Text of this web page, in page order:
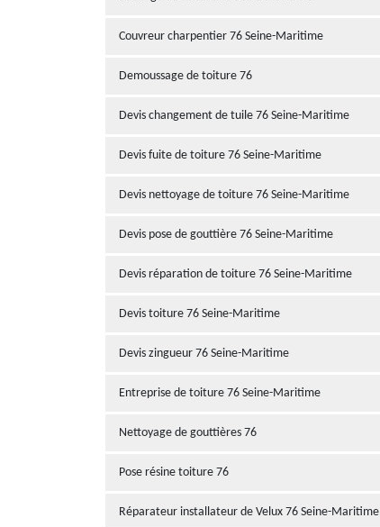
Couvreur charpentier 76 Seine-Maritime
Demoussage de toiture 76
Devis changement de tuile 76 Seine-Maritime
Devis fuite de toiture 76 Seine-Maritime
Devis nettoyage de toiture 76 Seine-Maritime
Devis pose de gouttière 76 Seine-Maritime
Devis réparation de toiture 76 Seine-Maritime
Devis toiture 76 Seine-Maritime
Devis zingueur 76 Seine-Maritime
Entreprise de toiture 76 Seine-Maritime
Nettoyage de gouttières 76
Pose résine toiture 76
Réparateur installateur de Velux 76 Seine-Maritime